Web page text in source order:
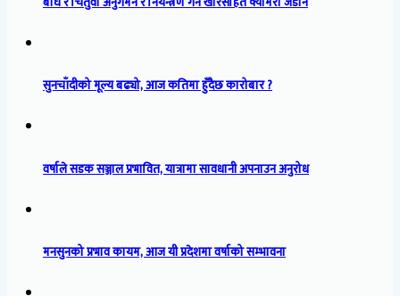
सुनचाँदीको मूल्य बढ्यो, आज कतिमा हुँदैछ कारोबार ?
वर्षाले सडक सञ्जाल प्रभावित, यात्रामा सावधानी अपनाउन अनुरोध
मनसुनको प्रभाव कायम, आज यी प्रदेशमा वर्षाको सम्भावना